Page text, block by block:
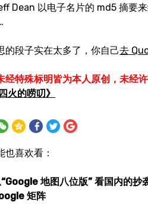
Dean 以电子名片的 md5 摘要来
的段子实在太多了，你自己去
经特殊标明皆为本人原创，未经
四火的唠叨》
也喜欢看：
地图八位版” 看国内的抄
矩阵